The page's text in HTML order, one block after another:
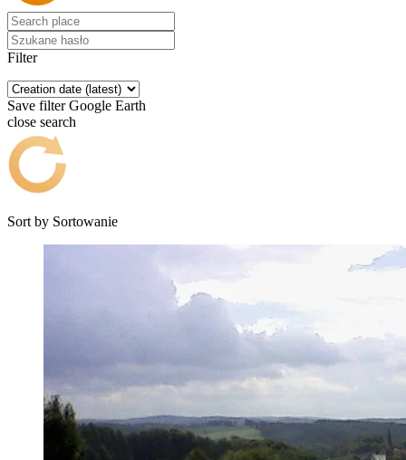
Filter
Save filter Google Earth
close search
Sort by Sortowanie